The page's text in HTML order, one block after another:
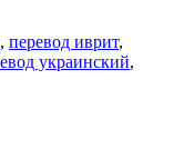
, перевод иврит,
украинский,